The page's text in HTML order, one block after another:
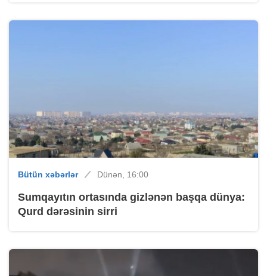
Bütün xəbərlər Dünən, 16:00
Sumqayıtın ortasında gizlənən başqa dünya:
Qurd dərəsinin sirri